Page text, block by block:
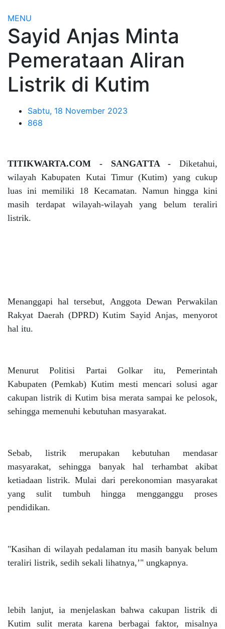
MENU
Sayid Anjas Minta
Pemerataan Aliran
Listrik di Kutim
Sabtu, 18 November 2023
868
TITIKWARTA.COM - SANGATTA - Diketahui,
wilayah Kabupaten Kutai Timur (Kutim) yang cukup
luas ini memiliki 18 Kecamatan. Namun hingga kini
masih terdapat wilayah-wilayah yang belum teraliri
listrik.
Menanggapi hal tersebut, Anggota Dewan Perwakilan
Rakyat Daerah (DPRD) Kutim Sayid Anjas, menyorot
hal itu.
Menurut Politisi Partai Golkar itu, Pemerintah
Kabupaten (Pemkab) Kutim mesti mencari solusi agar
cakupan listrik di Kutim bisa merata sampai ke pelosok,
sehingga memenuhi kebutuhan masyarakat.
Sebab, listrik merupakan kebutuhan mendasar
masyarakat, sehingga banyak hal terhambat akibat
ketiadaan listrik. Mulai dari perekonomian masyarakat
yang sulit tumbuh hingga mengganggu proses
pendidikan.
"Kasihan di wilayah pedalaman itu masih banyak belum
teraliri listrik, sedih sekali lihatnya,’" ungkapnya.
lebih lanjut, ia menjelaskan bahwa cakupan listrik di
Kutim sulit merata karena berbagai faktor, misalnya